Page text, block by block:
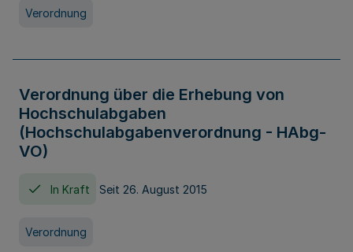
Verordnung
Verordnung über die Erhebung von
Hochschulabgaben
(Hochschulabgabenverordnung - HAbg-
VO)
In Kraft Seit 26. August 2015
Verordnung